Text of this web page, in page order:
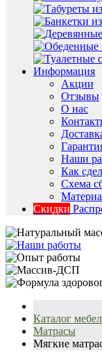
Информация
Акции
Отзывы
О нас
Наши
Как
Схема
Скидки
Каталог
Матрасы
Мягкие